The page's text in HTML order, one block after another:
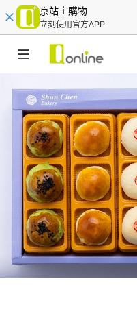
京站ｉ購物
立刻使用官方APP